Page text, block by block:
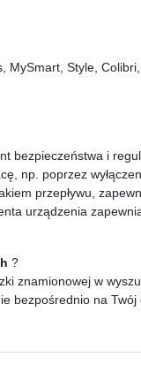
MySmart, Style,
bezpieczeństwa i
np. poprzez
przepływu,
urządzenia
?
znamionowej w
bezpośrednio na Twój